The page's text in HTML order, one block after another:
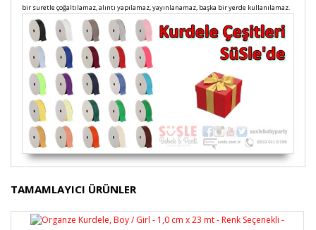
bir suretle çoğaltılamaz, alıntı yapılamaz, yayınlanamaz, başka bir yerde kullanılamaz.
Bu ürünün fiyat bilgisi, resim, ürün açıklamalarında ve
diğer konularda yetersiz gördüğünüz noktaları öneri
formunu kullanarak tarafımıza iletebilirsiniz.
Görüş ve önerileriniz için teşekkür ederiz.
TAMAMLAYICI ÜRÜNLER